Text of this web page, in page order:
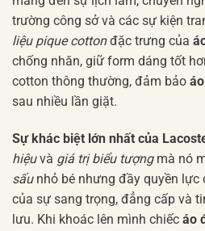
trường công sở và các sự kiện
liệu pique cottonđặc trưng của
chống nhăn, giữ form dáng tốt
cotton thông thường, đảm bảo
sau nhiều lần giặt.
Sự khác biệt lớn nhất của
hiệuvà giá trị biểu tượngmà nó
sấunhỏ bé nhưng đầy quyền lực
của sự sang trọng, đẳng cấp và
lưu. Khi khoác lên mình chiếc áo